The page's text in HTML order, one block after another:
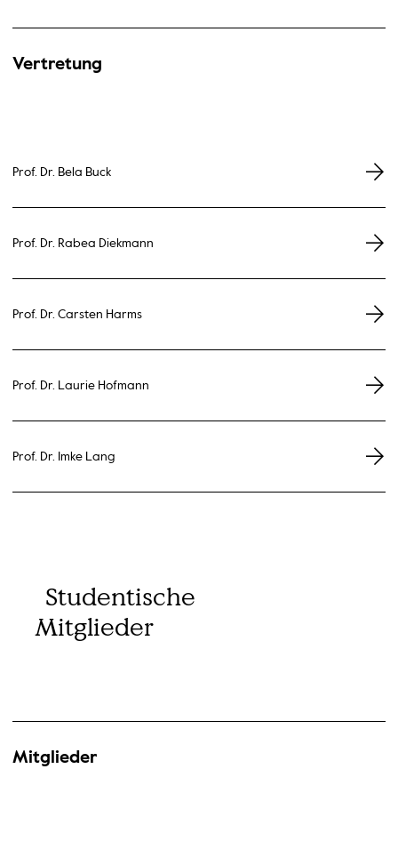
Vertretung
Prof. Dr. Bela Buck
Prof. Dr. Rabea Diekmann
Prof. Dr. Carsten Harms
Prof. Dr. Laurie Hofmann
Prof. Dr. Imke Lang
Studentische
Mitglieder
Mitglieder